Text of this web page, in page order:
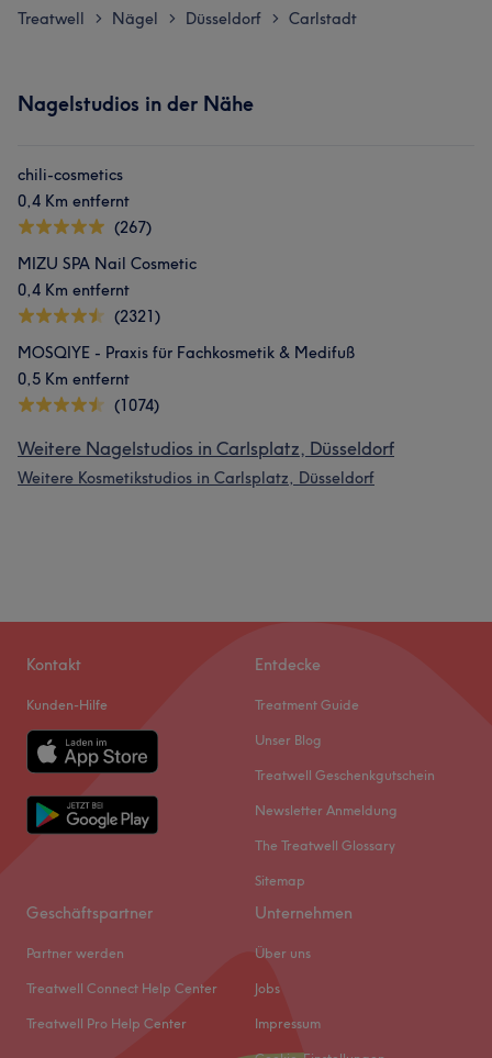
Treatwell > Nägel > Düsseldorf > Carlstadt
Nagelstudios in der Nähe
chili-cosmetics
0,4 Km entfernt
(267)
MIZU SPA Nail Cosmetic
0,4 Km entfernt
(2321)
MOSQIYE - Praxis für Fachkosmetik & Medifuß
0,5 Km entfernt
(1074)
Weitere Nagelstudios in Carlsplatz, Düsseldorf
Weitere Kosmetikstudios in Carlsplatz, Düsseldorf
Kontakt
Kunden-Hilfe
Entdecke
Treatment Guide
Unser Blog
Treatwell Geschenkgutschein
Newsletter Anmeldung
The Treatwell Glossary
Sitemap
Geschäftspartner
Partner werden
Treatwell Connect Help Center
Treatwell Pro Help Center
Unternehmen
Über uns
Jobs
Impressum